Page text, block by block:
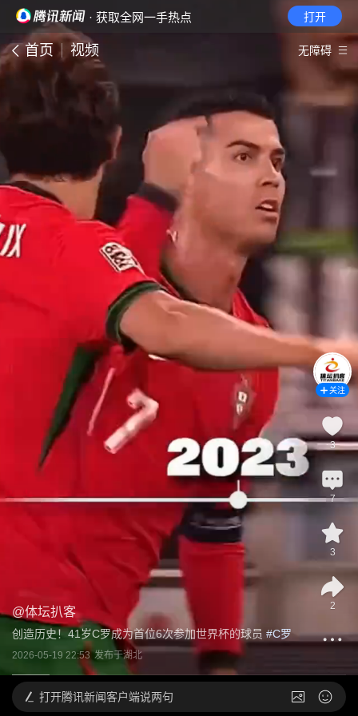
· 获取全网一手热点 打开
首页 视频 无障碍
@体坛扒客
创造历史！41岁C罗成为首位6次参加世界杯的球员 #C罗
2026-05-19 22:53 发布于湖北
关注
3
7
3
2
打开腾讯新闻客户端说两句